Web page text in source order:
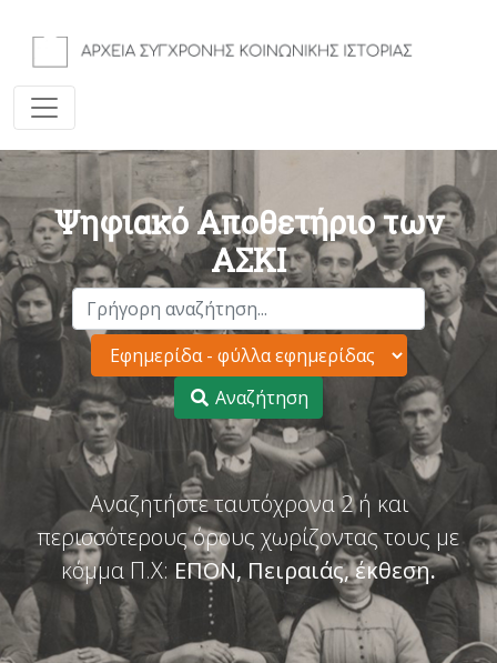
Ψηφιακό Αποθετήριο των
ΑΣΚΙ
Αναζήτηση
Αναζητήστε ταυτόχρονα 2 ή και
περισσότερους όρους χωρίζοντας τους με
κόμμα Π.Χ: ΕΠΟΝ, Πειραιάς, έκθεση.